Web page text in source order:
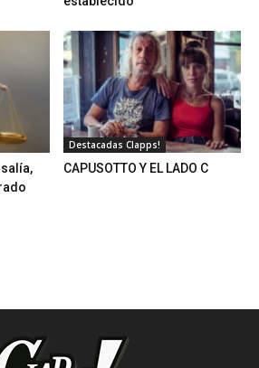
Destacadas Clapps!
CAPUSOTTO Y EL LADO C